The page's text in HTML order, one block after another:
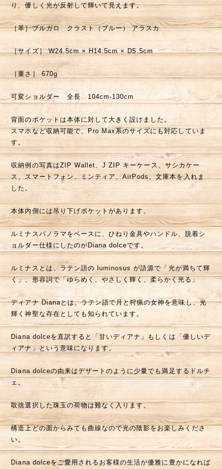
り、優しく光が反射して輝いて見えます。
［革］ブルガロ クラスト（ブルー） アラスカ
［サイズ］ W24.5cm × H14.5cm × D5.5cm
［重さ］ 670g
可変ショルダー 全長 104cm-130cm
背面のポケットは本体に対して大きく設けました。
スマホなど収納可能で、Pro Max系のサイズにも対応していま
す。
収納例の写真はZIP Wallet、J ZIP キーケース、サシカケー
ス、スマートフォン、ミンティア、AirPods、文庫本を入れま
した。
本体内側には吊り下げポケットがあります。
ルミナスパノラマをベースに、ひねり金具やハンドル、脱着シ
ョルダー仕様にしたのがDiana dolceです。
ルミナスとは、ラテン語の luminosus が語源で「光が満ちて輝
く」、形容詞で「ゆらめく、やさしく輝く、柔らかく光る」
ディアナ Dianaとは、ラテン語で月と狩猟の女神を意味し、光
輝く神聖な存在としても知られています。
Diana dolceを直訳すると「甘いディアナ」もしくは「優しいデ
ィアナ」という意味になります。
Diana dolceの由来はデザートのように少量でも満足するドルチ
ェ。
取捨選択した珠玉の荷物は難なく入ります。
構造上どの面からみても曲線なので光の陰影をお楽しみくださ
い。
Diana dolceをご愛用されるお客様の生活が優雅に豊かになれば